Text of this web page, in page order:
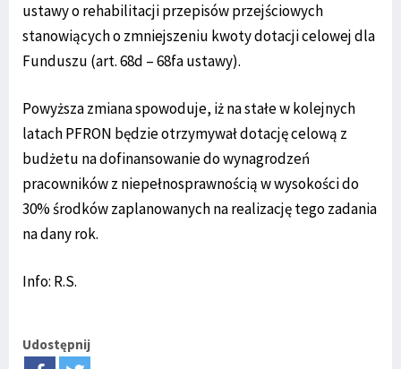
ustawy o rehabilitacji przepisów przejściowych
stanowiących o zmniejszeniu kwoty dotacji celowej dla
Funduszu (art. 68d – 68fa ustawy).
Powyższa zmiana spowoduje, iż na stałe w kolejnych
latach PFRON będzie otrzymywał dotację celową z
budżetu na dofinansowanie do wynagrodzeń
pracowników z niepełnosprawnością w wysokości do
30% środków zaplanowanych na realizację tego zadania
na dany rok.
Info: R.S.
Udostępnij